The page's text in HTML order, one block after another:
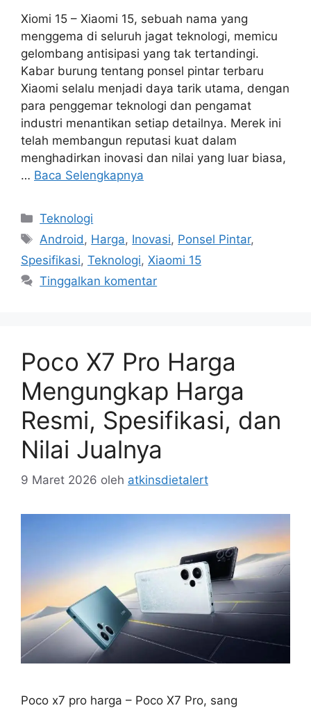
Xiomi 15 – Xiaomi 15, sebuah nama yang
menggema di seluruh jagat teknologi, memicu
gelombang antisipasi yang tak tertandingi.
Kabar burung tentang ponsel pintar terbaru
Xiaomi selalu menjadi daya tarik utama, dengan
para penggemar teknologi dan pengamat
industri menantikan setiap detailnya. Merek ini
telah membangun reputasi kuat dalam
menghadirkan inovasi dan nilai yang luar biasa,
… Baca Selengkapnya
Kategori
Teknologi
Tag
Android , Harga, Inovasi, Ponsel Pintar,
Spesifikasi, Teknologi, Xiaomi 15
Tinggalkan komentar
Poco X7 Pro Harga
Mengungkap Harga
Resmi, Spesifikasi, dan
Nilai Jualnya
9 Maret 2026 oleh atkinsdietalert
Poco x7 pro harga – Poco X7 Pro, sang